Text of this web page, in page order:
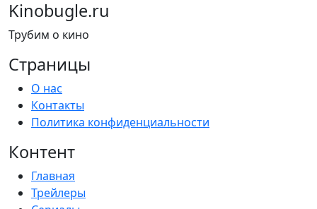
Трубим о кино
Страницы
О нас
Контакты
Политика конфиденциальности
Контент
Главная
Сериалы
Микрорецензии